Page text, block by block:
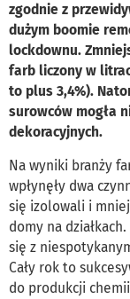
zgodnie z
dużym boomie
lockdownu.
farb liczony w
to plus 3,4%).
surowców mogła
dekoracyjnych.
Na wyniki branży
wpłynęły dwa
się izolowali i
domy na
się z
Cały rok to
do produkcji